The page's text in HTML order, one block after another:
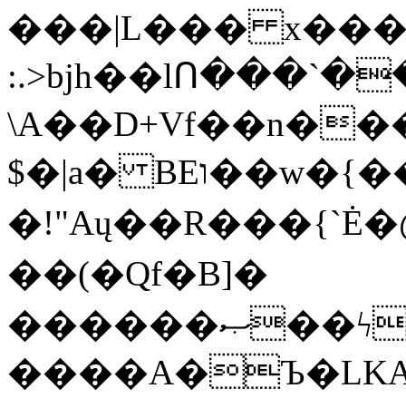
���|L���
$�|a� BEו��w�{���;���q�X��d%�������W� hU�(�1�Ū}9�S�F<��i�L3�;�
��(�Qf�B]�
������ޞ��ϟak��r��_39$�8�p���7�2�yIZ�R��x��/